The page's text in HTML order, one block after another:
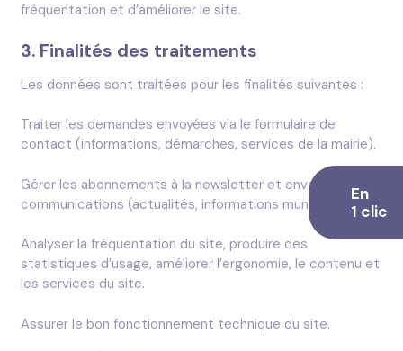
fréquentation et d’améliorer le site.
3. Finalités des traitements
Les données sont traitées pour les finalités suivantes :
Traiter les demandes envoyées via le formulaire de
contact (informations, démarches, services de la mairie).
Gérer les abonnements à la newsletter et envoyer des
communications (actualités, informations municipales).
Analyser la fréquentation du site, produire des
statistiques d’usage, améliorer l’ergonomie, le contenu et
les services du site.
Assurer le bon fonctionnement technique du site.
En
1 clic